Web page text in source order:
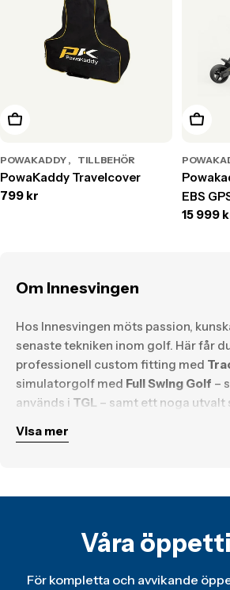
Lägg till i varukorg
POWAKADDY TILLBEHÖR
PowaKaddy Travelcover
Translation
799 kr
Lägg
EBS
15 999
Om Innesvingen
Hos Innesvingen möts passion,
senaste tekniken inom golf. Här får
professionell custom fitting med
simulatorgolf med Full Swing Golf –
används i TGL – samt ett noga
Oavsett om du vill sänka ditt
tar nästa steg.
Visa mer
Våra
För kompletta och avvikande